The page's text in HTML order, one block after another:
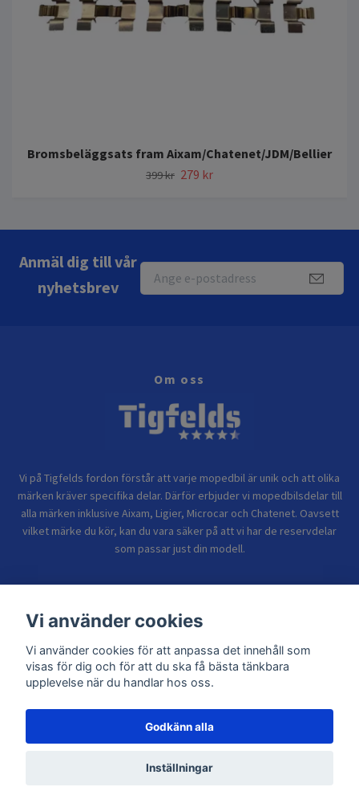
Bromsbeläggsats fram Aixam/Chatenet/JDM/Bellier
399 kr 279 kr
Anmäl dig till vår
nyhetsbrev
Om oss
Vi på Tigfelds fordon förstår att varje mopedbil är unik och att olika
märken kräver specifika delar. Därför erbjuder vi mopedbilsdelar till
alla märken inklusive Aixam, Ligier, Microcar och Chatenet. Oavsett
vilket märke du kör, kan du vara säker på att vi har de reservdelar
som passar just din modell.
Sidor
© 2026 TIGFELDS FORDON
Vi använder cookies
Vi använder cookies för att anpassa det innehåll som
visas för dig och för att du ska få bästa tänkbara
upplevelse när du handlar hos oss.
Godkänn alla
Inställningar